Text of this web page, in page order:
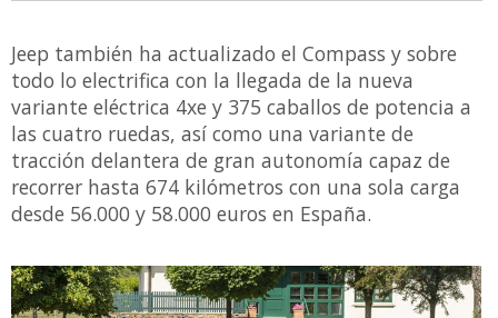
Jeep también ha actualizado el Compass y sobre
todo lo electrifica con la llegada de la nueva
variante eléctrica 4xe y 375 caballos de potencia a
las cuatro ruedas, así como una variante de
tracción delantera de gran autonomía capaz de
recorrer hasta 674 kilómetros con una sola carga
desde 56.000 y 58.000 euros en España.